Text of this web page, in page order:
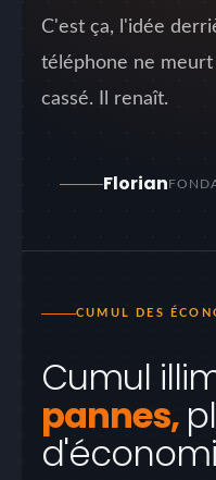
C'est ça, l'idée
téléphone ne
cassé. Il renaît.
Florian
CUMUL DES
Cumul
pannes,